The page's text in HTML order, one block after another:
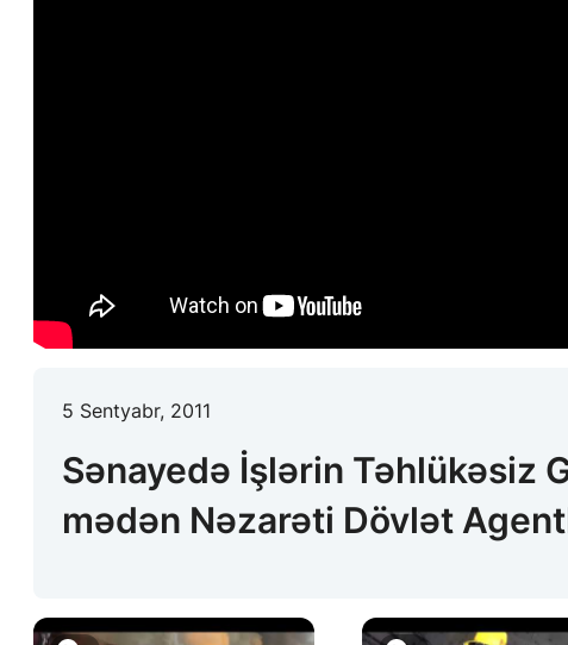
5 Sentyabr, 2011
Sənayedə İşlərin Təhlükəsiz
mədən Nəzarəti Dövlət